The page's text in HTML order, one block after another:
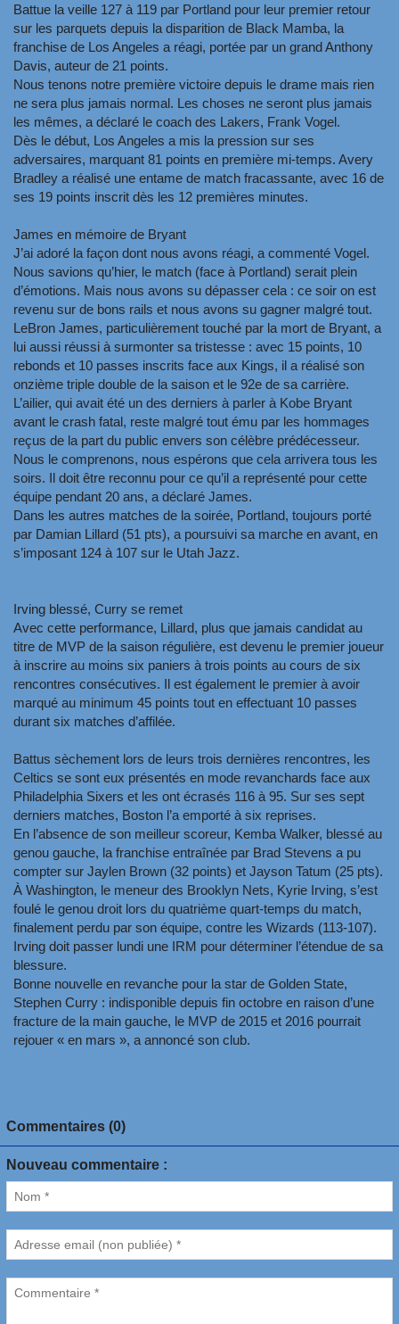
Battue la veille 127 à 119 par Portland pour leur premier retour
sur les parquets depuis la disparition de Black Mamba, la
franchise de Los Angeles a réagi, portée par un grand Anthony
Davis, auteur de 21 points.
Nous tenons notre première victoire depuis le drame mais rien
ne sera plus jamais normal. Les choses ne seront plus jamais
les mêmes, a déclaré le coach des Lakers, Frank Vogel.
Dès le début, Los Angeles a mis la pression sur ses
adversaires, marquant 81 points en première mi-temps. Avery
Bradley a réalisé une entame de match fracassante, avec 16 de
ses 19 points inscrit dès les 12 premières minutes.
James en mémoire de Bryant
J’ai adoré la façon dont nous avons réagi, a commenté Vogel.
Nous savions qu’hier, le match (face à Portland) serait plein
d’émotions. Mais nous avons su dépasser cela : ce soir on est
revenu sur de bons rails et nous avons su gagner malgré tout.
LeBron James, particulièrement touché par la mort de Bryant, a
lui aussi réussi à surmonter sa tristesse : avec 15 points, 10
rebonds et 10 passes inscrits face aux Kings, il a réalisé son
onzième triple double de la saison et le 92e de sa carrière.
L’ailier, qui avait été un des derniers à parler à Kobe Bryant
avant le crash fatal, reste malgré tout ému par les hommages
reçus de la part du public envers son célèbre prédécesseur.
Nous le comprenons, nous espérons que cela arrivera tous les
soirs. Il doit être reconnu pour ce qu’il a représenté pour cette
équipe pendant 20 ans, a déclaré James.
Dans les autres matches de la soirée, Portland, toujours porté
par Damian Lillard (51 pts), a poursuivi sa marche en avant, en
s’imposant 124 à 107 sur le Utah Jazz.
Irving blessé, Curry se remet
Avec cette performance, Lillard, plus que jamais candidat au
titre de MVP de la saison régulière, est devenu le premier joueur
à inscrire au moins six paniers à trois points au cours de six
rencontres consécutives. Il est également le premier à avoir
marqué au minimum 45 points tout en effectuant 10 passes
durant six matches d’affilée.
Battus sèchement lors de leurs trois dernières rencontres, les
Celtics se sont eux présentés en mode revanchards face aux
Philadelphia Sixers et les ont écrasés 116 à 95. Sur ses sept
derniers matches, Boston l’a emporté à six reprises.
En l’absence de son meilleur scoreur, Kemba Walker, blessé au
genou gauche, la franchise entraînée par Brad Stevens a pu
compter sur Jaylen Brown (32 points) et Jayson Tatum (25 pts).
À Washington, le meneur des Brooklyn Nets, Kyrie Irving, s’est
foulé le genou droit lors du quatrième quart-temps du match,
finalement perdu par son équipe, contre les Wizards (113-107).
Irving doit passer lundi une IRM pour déterminer l’étendue de sa
blessure.
Bonne nouvelle en revanche pour la star de Golden State,
Stephen Curry : indisponible depuis fin octobre en raison d’une
fracture de la main gauche, le MVP de 2015 et 2016 pourrait
rejouer « en mars », a annoncé son club.
Commentaires (0)
Nouveau commentaire :